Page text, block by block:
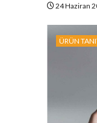
24 Haziran
ÜRÜN